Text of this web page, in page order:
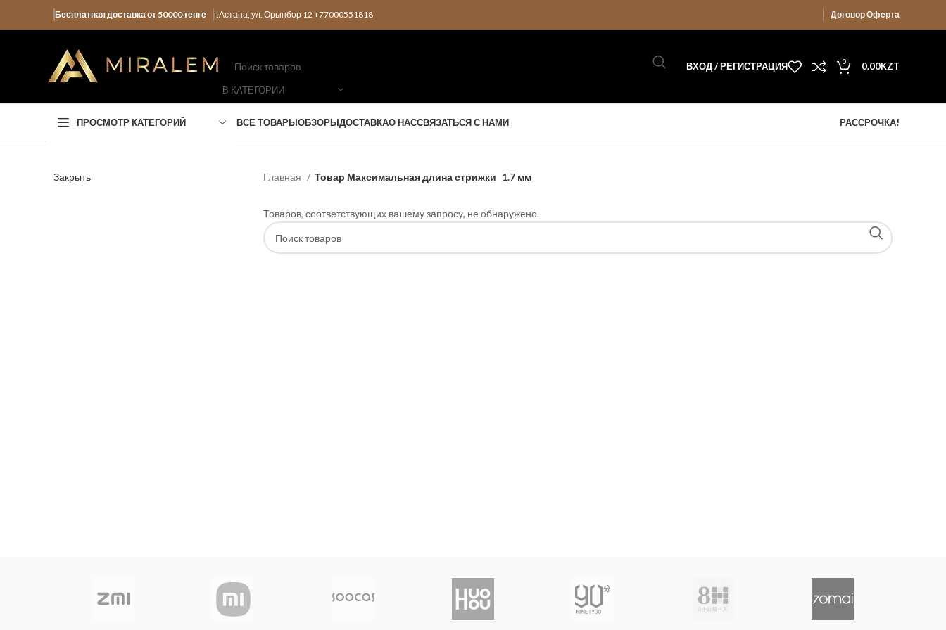
Бесплатная доставка от 50000 тенге г.Астана, ул. Орынбор 12 +77000551818 Договор Оферта
В КАТЕГОРИИ
ВХОД / РЕГИСТРАЦИЯ 0 0.00KZT
ПРОСМОТР КАТЕГОРИЙ ВСЕ ТОВАРЫОБЗОРЫДОСТАВКАО НАССВЯЗАТЬСЯ С НАМИ РАССРОЧКА!
Закрыть Главная Товар Максимальная длина стрижки 1.7 мм
Товаров, соответствующих вашему запросу, не обнаружено.